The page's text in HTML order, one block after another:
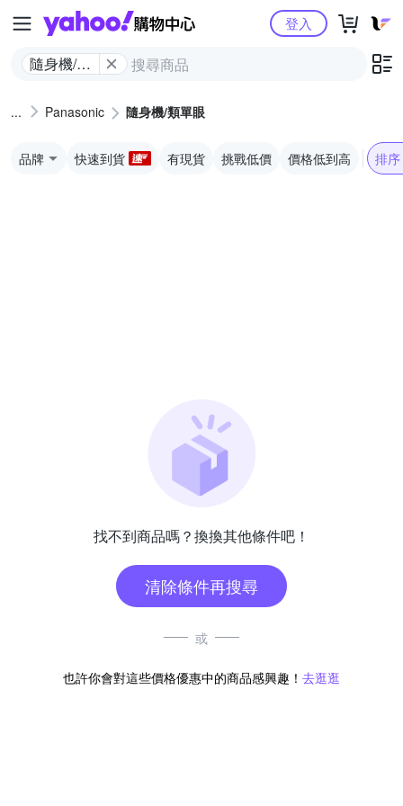
Yahoo購物中心
隨身機/類
登入
Panasonic 隨身機/類單眼
品牌 快速到貨 有現貨 挑戰低價 價格低到高 排序
找不到商品嗎？換換其他條件吧！
清除條件再搜尋
或
也許你會對這些價格優惠中的商品感興趣！ 去逛逛